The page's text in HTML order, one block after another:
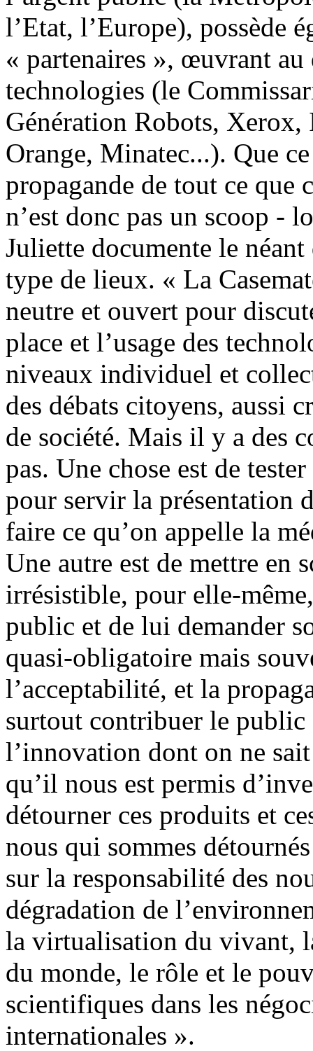
l’Etat, l’Europe), possède
« partenaires », œuvrant
technologies (le
Génération Robots, Xerox,
Orange, Minatec...). Que
propagande de tout ce que
n’est donc pas un scoop -
Juliette documente le
type de lieux. « La
neutre et ouvert pour
place et l’usage des
niveaux individuel et
des débats citoyens, aussi
de société. Mais il y a des
pas. Une chose est de
pour servir la présentation
faire ce qu’on appelle la
Une autre est de mettre en
irrésistible, pour elle-
public et de lui demander
quasi-obligatoire mais
l’acceptabilité, et la
surtout contribuer le public
l’innovation dont on ne
qu’il nous est permis
détourner ces produits et
nous qui sommes
sur la responsabilité des
dégradation de
la virtualisation du vivant,
du monde, le rôle et le
scientifiques dans les
internationales ».